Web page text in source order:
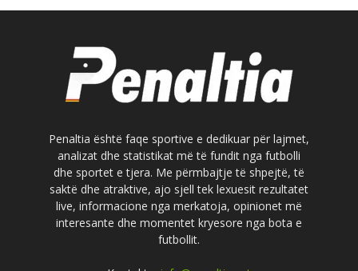
Penaltia është faqe sportive e dedikuar për lajmet,
analizat dhe statistikat më të fundit nga futbolli
dhe sportet e tjera. Me përmbajtje të shpejtë, të
saktë dhe atraktive, ajo sjell tek lexuesit rezultatet
live, informacione nga merkatoja, opinionet më
interesante dhe momentet kryesore nga bota e
futbollit.